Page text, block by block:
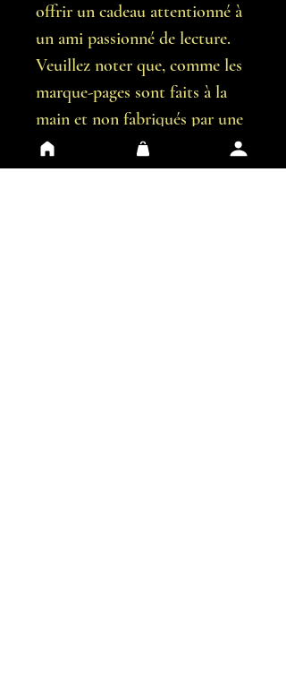
offrir un cadeau attentionné à
un ami passionné de lecture.
Veuillez noter que, comme les
marque-pages sont faits à la
main et non fabriqués par une
machine, il est possible qu'il y
ait de légères imperfections.